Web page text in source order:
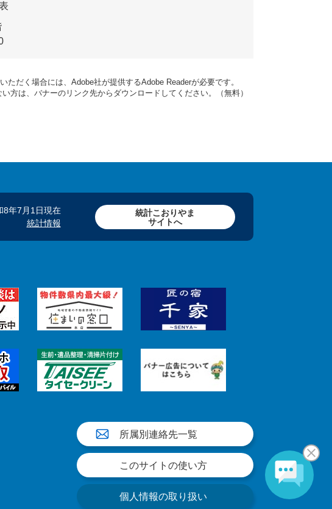
ただく場合には、Adobe社が提供するAdobe Readerが必要です。
方は、バナーのリンク先からダウンロードしてください。（無料）
8年7月1日現在
統計情報
統計こおりやま
サイトへ
所属別連絡先一覧
このサイトの使い方
個人情報の取り扱い